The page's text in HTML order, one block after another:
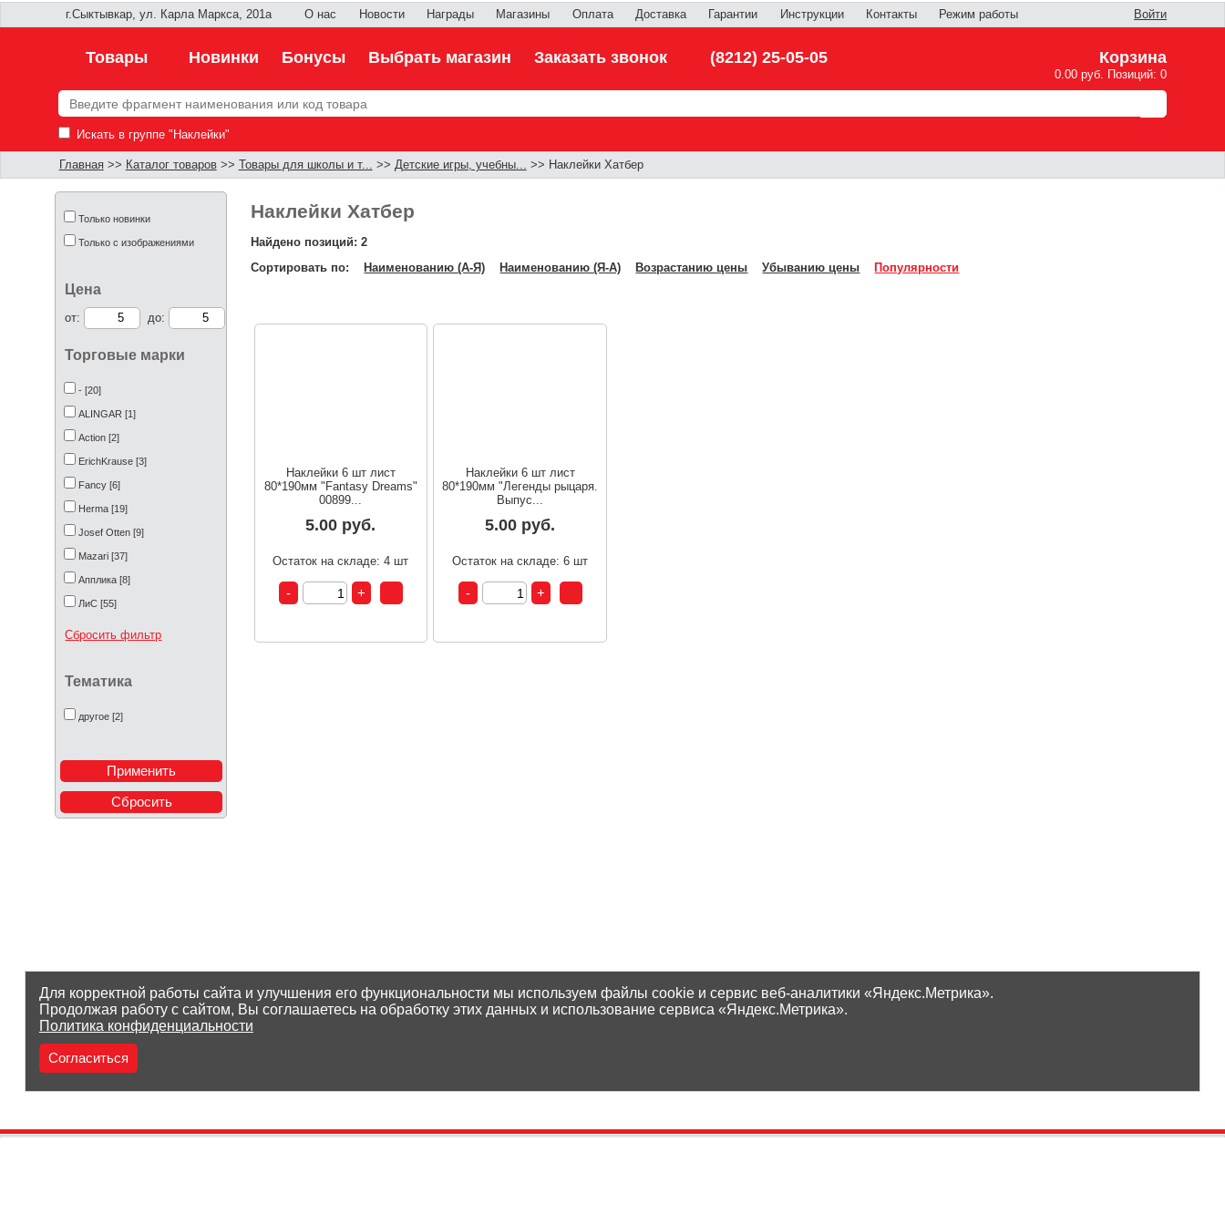
г.Сыктывкар, ул. Карла Маркса, 201а О нас Новости Награды Магазины Оплата Доставка Гарантии Инструкции Контакты Режим работы Войти
Товары Новинки Бонусы Выбрать магазин Заказать звонок (8212) 25-05-05 Корзина
0.00 руб. Позиций: 0
Искать в группе "Наклейки"
Главная>> Каталог товаров>> Товары для школы и т... >> Детские игры, учебны... >> Наклейки Хатбер
Только новинки
Только с изображениями
Цена
от: до:
Торговые марки
- [20]
ALINGAR [1]
Action [2]
ErichKrause [3]
Fancy [6]
Herma [19]
Josef Otten [9]
Mazari [37]
Апплика [8]
ЛиС [55]
Сбросить фильтр
Тематика
другое [2]
Наклейки Хатбер
Найдено позиций: 2
Сортировать по:Наименованию (А-Я) Наименованию (Я-А) Возрастанию цены Убыванию цены Популярности
Наклейки 6 шт лист
80*190мм "Fantasy Dreams"
00899...
5.00 руб.
Остаток на складе: 4 шт
Наклейки 6 шт лист
80*190мм "Легенды рыцаря.
Выпус...
5.00 руб.
Остаток на складе: 6 шт
Для корректной работы сайта и улучшения его функциональности мы используем файлы cookie и сервис веб-аналитики «Яндекс.Метрика».
Продолжая работу с сайтом, Вы соглашаетесь на обработку этих данных и использование сервиса «Яндекс.Метрика».
Политика конфиденциальности
Согласиться